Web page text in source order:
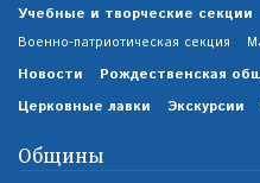
Учебные и творческие секции
Военно-патриотическая секция
Новости
Рождественская
Церковные лавки
Экскурсии
Общины